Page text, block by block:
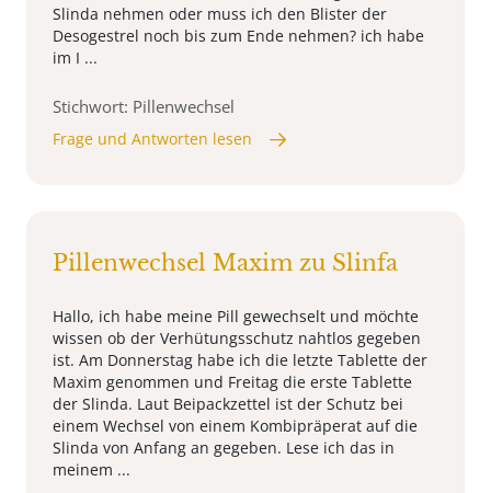
Slinda nehmen oder muss ich den Blister der
Desogestrel noch bis zum Ende nehmen? ich habe
im I ...
Stichwort: Pillenwechsel
Frage und Antworten lesen
Pillenwechsel Maxim zu Slinfa
Hallo, ich habe meine Pill gewechselt und möchte
wissen ob der Verhütungsschutz nahtlos gegeben
ist. Am Donnerstag habe ich die letzte Tablette der
Maxim genommen und Freitag die erste Tablette
der Slinda. Laut Beipackzettel ist der Schutz bei
einem Wechsel von einem Kombipräperat auf die
Slinda von Anfang an gegeben. Lese ich das in
meinem ...